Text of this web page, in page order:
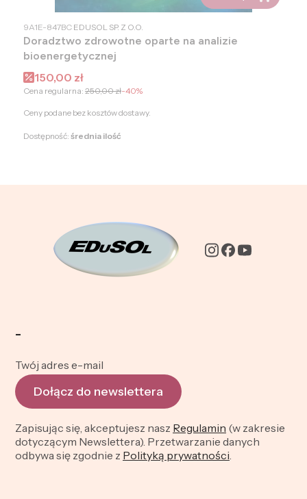
9A1E-847BC PRODUCENT
EDUSOL SP. Z O.O.
Doradztwo zdrowotne oparte na analizie
bioenergetycznej
Cena promocyjna
150,00 zł
Cena regularna: 250,00 zł-40%
Ceny podane bez kosztów dostawy.
Dostępność: średnia ilość
-
Twój adres e-mail
Dołącz do newslettera
Zapisując się, akceptujesz nasz Regulamin (w zakresie
dotyczącym Newslettera). Przetwarzanie danych
odbywa się zgodnie z Polityką prywatności.